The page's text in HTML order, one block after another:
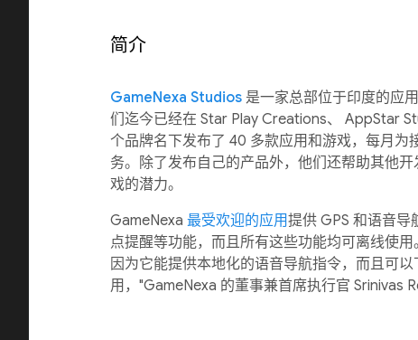
简介
GameNexa Studios 是一家总部位于印度的应
们迄今已经在 Star Play Creations、 AppStar
个品牌名下发布了 40 多款应用和游戏，每月为
务。除了发布自己的产品外，他们还帮助其他
戏的潜力。
GameNexa 最受欢迎的应用提供 GPS 和语音导
点提醒等功能，而且所有这些功能均可离线使用
因为它能提供本地化的语音导航指令，而且可
用，"GameNexa 的董事兼首席执行官 Srinivas